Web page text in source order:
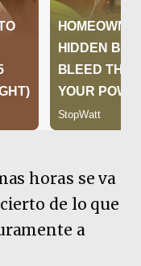
horas se va
de lo que
a